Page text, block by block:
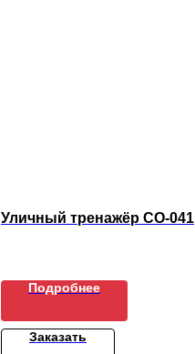
Уличный тренажёр СО-041
Подробнее
Заказать